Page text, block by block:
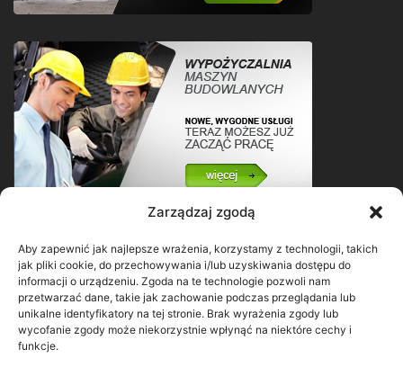
Zarządzaj zgodą
Aby zapewnić jak najlepsze wrażenia, korzystamy z technologii, takich
jak pliki cookie, do przechowywania i/lub uzyskiwania dostępu do
informacji o urządzeniu. Zgoda na te technologie pozwoli nam
przetwarzać dane, takie jak zachowanie podczas przeglądania lub
unikalne identyfikatory na tej stronie. Brak wyrażenia zgody lub
wycofanie zgody może niekorzystnie wpłynąć na niektóre cechy i
funkcje.